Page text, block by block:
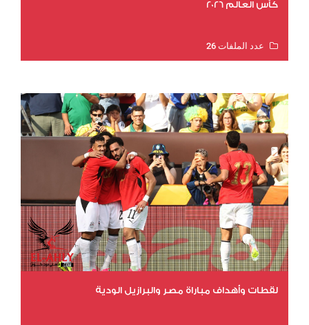
كأس العالم 2026
عدد الملفات 26
لقطات وأهداف مباراة مصر والبرازيل الودية